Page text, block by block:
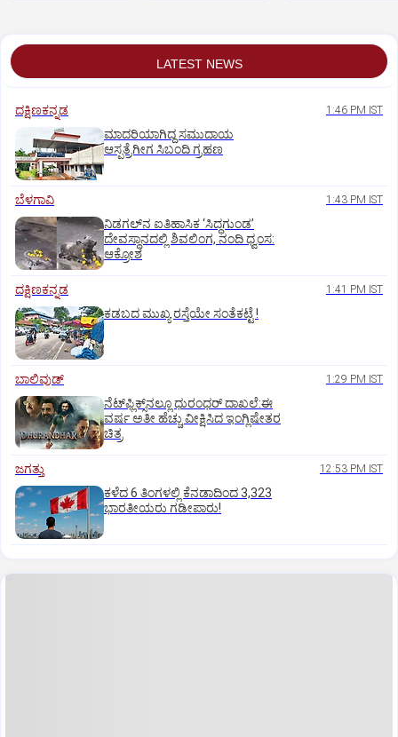
LATEST NEWS
ದಕ್ಷಿಣಕನ್ನಡ 1:46 PM IST
ಮಾದರಿಯಾಗಿದ್ದ ಸಮುದಾಯ
ಆಸ್ಪತ್ರೆಗೀಗ ಸಿಬಂದಿ ಗ್ರಹಣ
ಬೆಳಗಾವಿ 1:43 PM IST
ನಿಡಗಲ್‌ನ ಐತಿಹಾಸಿಕ ‘ಸಿದ್ಧಗುಂಡ’
ದೇವಸ್ಥಾನದಲ್ಲಿ ಶಿವಲಿಂಗ, ನಂದಿ ಧ್ವಂಸ:
ಆಕ್ರೋಶ
ದಕ್ಷಿಣಕನ್ನಡ 1:41 PM IST
ಕಡಬದ ಮುಖ್ಯ ರಸ್ತೆಯೇ ಸಂತೆಕಟ್ಟೆ !
ಬಾಲಿವುಡ್‌ 1:29 PM IST
ನೆಟ್‌ಫ್ಲಿಕ್ಸ್‌ನಲ್ಲೂ ಧುರಂಧರ್‌ ದಾಖಲೆ:ಈ
ವರ್ಷ ಅತೀ ಹೆಚ್ಚು ವೀಕ್ಷಿಸಿದ ಇಂಗ್ಲಿಷೇತರ
ಚಿತ್ರ
ಜಗತ್ತು 12:53 PM IST
ಕಳೆದ 6 ತಿಂಗಳಲ್ಲಿ ಕೆನಡಾದಿಂದ 3,323
ಭಾರತೀಯರು ಗಡೀಪಾರು!